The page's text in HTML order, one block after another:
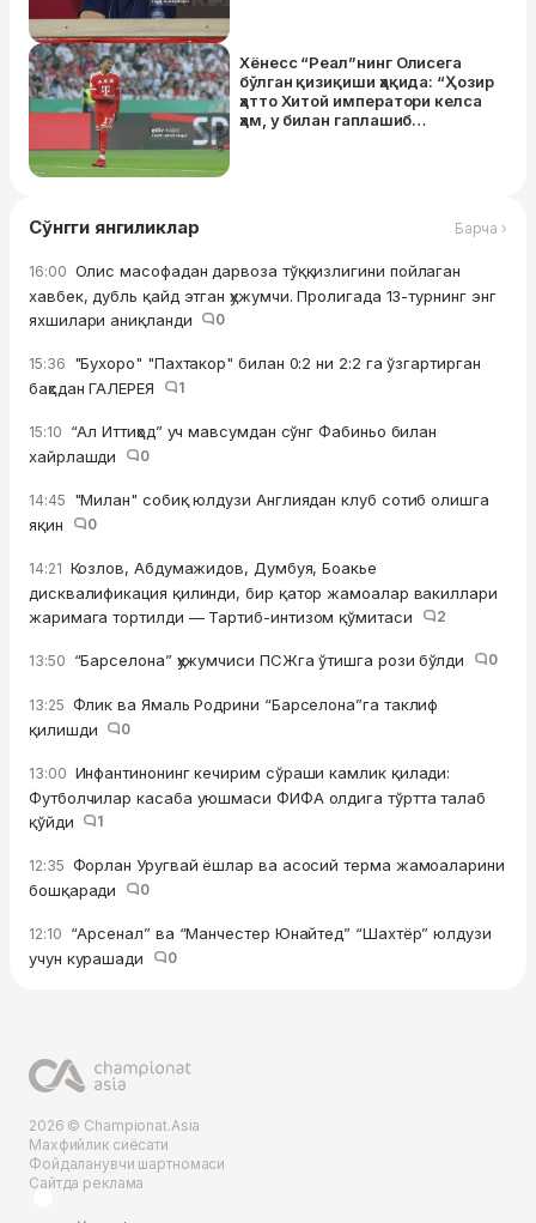
Хёнесс “Реал”нинг Олисега
бўлган қизиқиши ҳақида: “Ҳозир
ҳатто Хитой императори келса
ҳам, у билан гаплашиб
Сўнгги янгиликлар Барча ›
16:00 Олис масофадан дарвоза тўққизлигини пойлаган
хавбек, дубль қайд этган ҳужумчи. Пролигада 13-турнинг энг
яхшилари аниқланди
0
15:36 "Бухоро" "Пахтакор" билан 0:2 ни 2:2 га ўзгартирган
баҳсдан ГАЛЕРЕЯ
1
15:10 “Ал Иттиҳод” уч мавсумдан сўнг Фабиньо билан
хайрлашди
0
14:45 "Милан" собиқ юлдузи Англиядан клуб сотиб олишга
яқин
0
14:21 Козлов, Абдумажидов, Думбуя, Боакье
дисквалификация қилинди, бир қатор жамоалар вакиллари
жаримага тортилди — Тартиб-интизом қўмитаси
2
13:50 “Барселона” ҳужумчиси ПСЖга ўтишга рози бўлди 0
13:25 Флик ва Ямаль Родрини “Барселона”га таклиф
қилишди
0
13:00 Инфантинонинг кечирим сўраши камлик қилади:
Футболчилар касаба уюшмаси ФИФА олдига тўртта талаб
қўйди
1
12:35 Форлан Уругвай ёшлар ва асосий терма жамоаларини
бошқаради
0
12:10 “Арсенал” ва “Манчестер Юнайтед” “Шахтёр” юлдузи
учун курашади
0
2026 © Championat.Asia
Махфийлик сиёсати
Фойдаланувчи шартномаси
Сайтда реклама